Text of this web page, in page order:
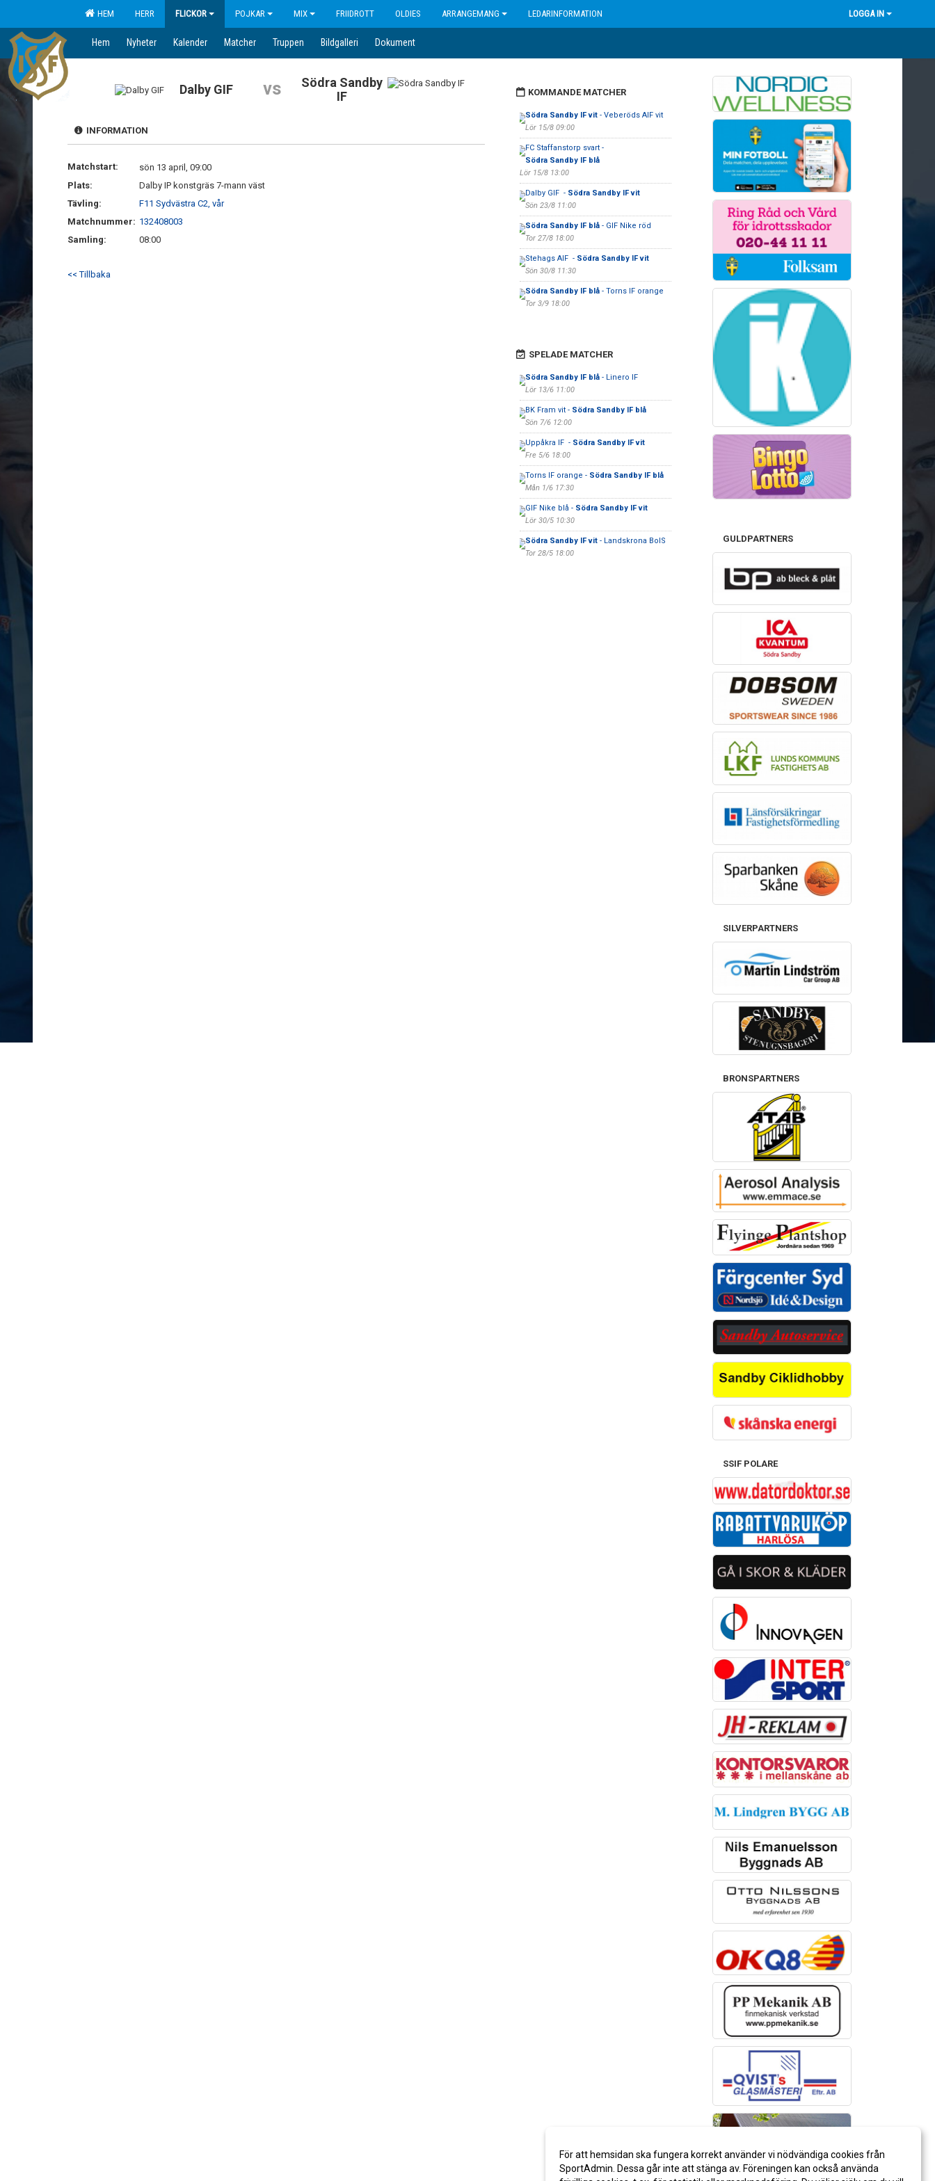
HEM HERR FLICKOR POJKAR MIX FRIIDROTT OLDIES ARRANGEMANG LEDARINFORMATION LOGGA IN
Hem Nyheter Kalender Matcher Truppen Bildgalleri Dokument
Dalby GIF vs
Södra Sandby
IF
INFORMATION
Matchstart:
sön 13 april, 09:00
Plats:
Dalby IP konstgräs 7-mann väst
Tävling:
F11 Sydvästra C2, vår
Matchnummer: 132408003
Samling:
08:00
<< Tillbaka
KOMMANDE MATCHER
Södra Sandby IF vit- Veberöds AIF vit
Lör 15/8 09:00
FC Staffanstorp svart -
Södra Sandby IF blå
Lör 15/8 13:00
Dalby GIF - Södra Sandby IF vit
Sön 23/8 11:00
Södra Sandby IF blå- GIF Nike röd
Tor 27/8 18:00
Stehags AIF - Södra Sandby IF vit
Sön 30/8 11:30
Södra Sandby IF blå- Torns IF orange
Tor 3/9 18:00
SPELADE MATCHER
Södra Sandby IF blå- Linero IF
Lör 13/6 11:00
BK Fram vit - Södra Sandby IF blå
Sön 7/6 12:00
Uppåkra IF - Södra Sandby IF vit
Fre 5/6 18:00
Torns IF orange - Södra Sandby IF blå
Mån 1/6 17:30
GIF Nike blå - Södra Sandby IF vit
Lör 30/5 10:30
Södra Sandby IF vit- Landskrona BoIS
Tor 28/5 18:00
GULDPARTNERS
SILVERPARTNERS
BRONSPARTNERS
SSIF POLARE
För att hemsidan ska fungera korrekt använder vi nödvändiga cookies från
SportAdmin. Dessa går inte att stänga av. Föreningen kan också använda